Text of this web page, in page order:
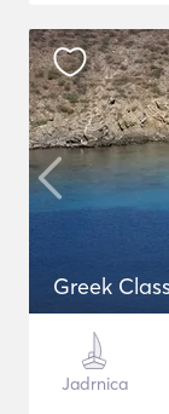
Greek
Jadrnica